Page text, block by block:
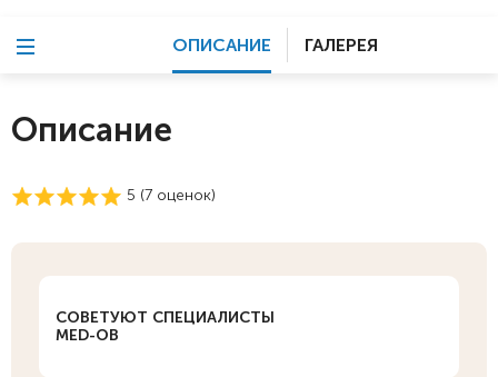
ОПИСАНИЕ ГАЛЕРЕЯ
Описание
5 (7 оценок)
СОВЕТУЮТ СПЕЦИАЛИСТЫ
MED-OB